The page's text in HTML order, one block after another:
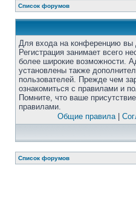
Список форумов
Для входа на конференцию вы
Регистрация занимает всего
более широкие возможности.
установлены также
пользователей. Прежде чем
ознакомиться с правилами и
Помните, что ваше
правилами.
Общие правила|
Список форумов